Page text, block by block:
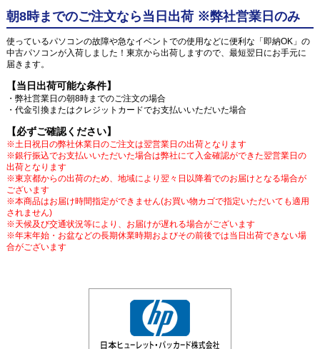
朝8時までのご注文なら当日出荷 ※弊社営業日のみ
使っているパソコンの故障や急なイベントでの使用などに便利な「即納OK」の
中古パソコンが入荷しました！東京から出荷しますので、最短翌日にお手元に
届きます。
【当日出荷可能な条件】
・弊社営業日の朝8時までのご注文の場合
・代金引換またはクレジットカードでお支払いいただいた場合
【必ずご確認ください】
※土日祝日の弊社休業日のご注文は翌営業日の出荷となります
※銀行振込でお支払いいただいた場合は弊社にて入金確認ができた翌営業日の
出荷となります
※東京都からの出荷のため、地域により翌々日以降着でのお届けとなる場合が
ございます
※本商品はお届け時間指定ができません(お買い物カゴで指定いただいても適用
されません)
※天候及び交通状況等により、お届けが遅れる場合がございます
※年末年始・お盆などの長期休業時期およびその前後では当日出荷できない場
合がございます